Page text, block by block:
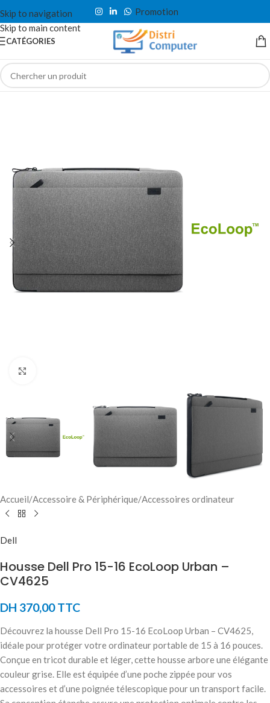
Skip to navigation
Skip to main content
Promotion
CATÉGORIES
Accueil/Accessoire & Périphérique/Accessoires ordinateur
Dell
Housse Dell Pro 15-16 EcoLoop Urban –
CV4625
DH 370,00TTC
Découvrez la housse Dell Pro 15-16 EcoLoop Urban – CV4625,
idéale pour protéger votre ordinateur portable de 15 à 16 pouces.
Conçue en tricot durable et léger, cette housse arbore une élégante
couleur grise. Elle est équipée d’une poche zippée pour vos
accessoires et d’une poignée télescopique pour un transport facile.